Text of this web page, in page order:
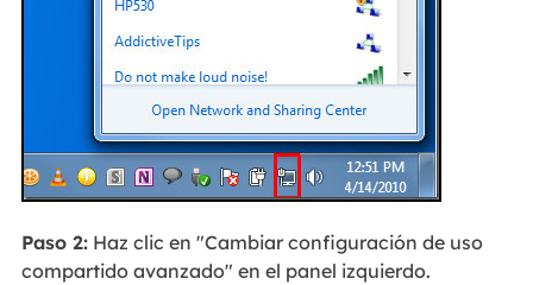
Paso 2:Haz clic en "Cambiar configuración de uso
compartido avanzado" en el panel izquierdo.